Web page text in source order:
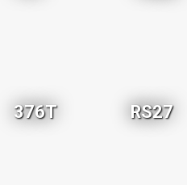
376T RS27